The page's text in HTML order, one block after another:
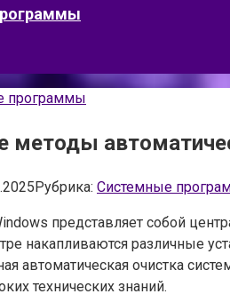
программы
Рубрика: Системные
представляет собой
накапливаются различные
автоматическая очистка
технических знаний.